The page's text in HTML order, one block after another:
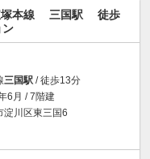
本線 三国駅
徒歩
ン
三国駅 / 徒歩13分
6月 / 7階建
淀川区東三国6